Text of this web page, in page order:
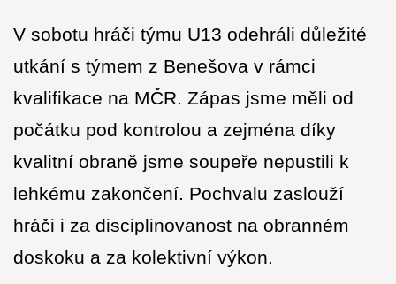
V sobotu hráči týmu U13 odehráli důležité
utkání s týmem z Benešova v rámci
kvalifikace na MČR. Zápas jsme měli od
počátku pod kontrolou a zejména díky
kvalitní obraně jsme soupeře nepustili k
lehkému zakončení. Pochvalu zaslouží
hráči i za disciplinovanost na obranném
doskoku a za kolektivní výkon.